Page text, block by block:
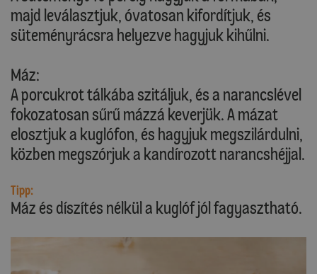
majd leválasztjuk, óvatosan kifordítjuk, és
süteményrácsra helyezve hagyjuk kihűlni.
Máz:
A porcukrot tálkába szitáljuk, és a narancslével
fokozatosan sűrű mázzá keverjük. A mázat
elosztjuk a kuglófon, és hagyjuk megszilárdulni,
közben megszórjuk a kandírozott narancshéjjal.
Tipp:
Máz és díszítés nélkül a kuglóf jól fagyasztható.